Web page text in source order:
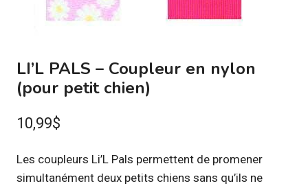
LI’L PALS – Coupleur en nylon
(pour petit chien)
10,99$
Les coupleurs Li’L Pals permettent de promener
simultanément deux petits chiens sans qu’ils ne